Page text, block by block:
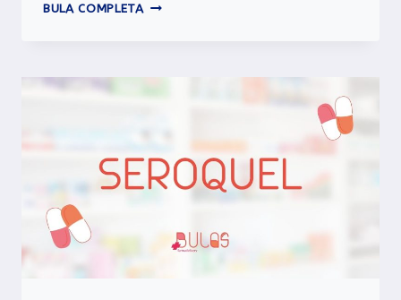
BULA COMPLETA QUET